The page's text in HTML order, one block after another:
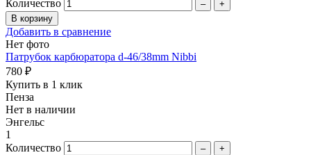
Количество
– +
Добавить в сравнение
Нет фото
Патрубок карбюратора d-46/38mm Nibbi
780 ₽
Купить в 1 клик
Пенза
Нет в наличии
Энгельс
1
Количество
– +